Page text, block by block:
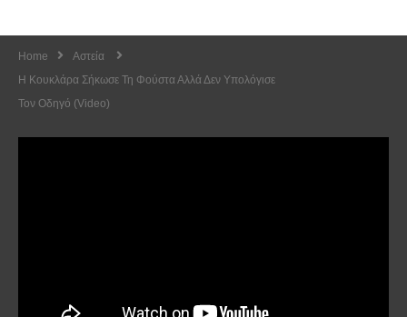
Home
Αστεία
Η Κουκλάρα Σήκωσε Τη Φούστα Αλλά Δεν Υπολόγισε
Τον Οδηγό (Video)